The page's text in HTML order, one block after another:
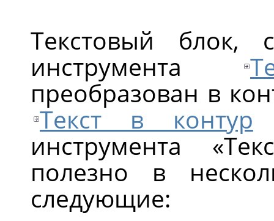
Текстовый
инструмента
преобразован в
Текст в контур
инструмента «
полезно в
следующие: